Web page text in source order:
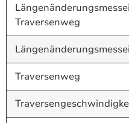
Traversenweg
Traversenweg